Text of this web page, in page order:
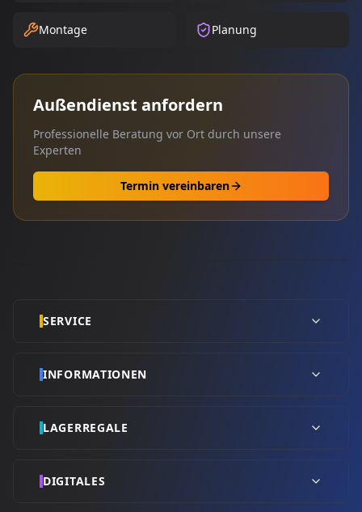
Montage Planung
Außendienst anfordern
Professionelle Beratung vor Ort durch unsere
Experten
Termin vereinbaren
SERVICE
INFORMATIONEN
LAGERREGALE
DIGITALES